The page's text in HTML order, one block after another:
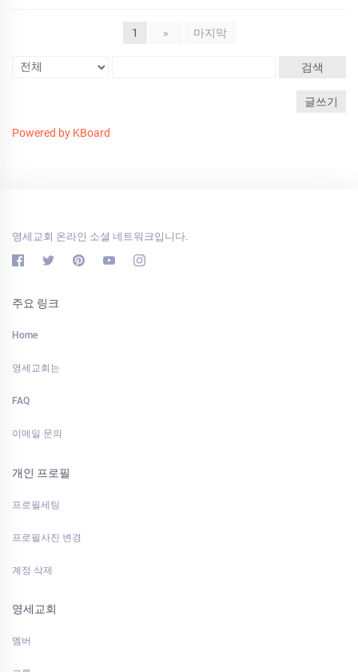
1 » 마지막
검색
글쓰기
Powered by KBoard
영세교회 온라인 소셜 네트워크입니다.
주요 링크
Home
영세교회는
FAQ
이메일 문의
개인 프로필
프로필세팅
프로필사진 변경
계정 삭제
영세교회
멤버